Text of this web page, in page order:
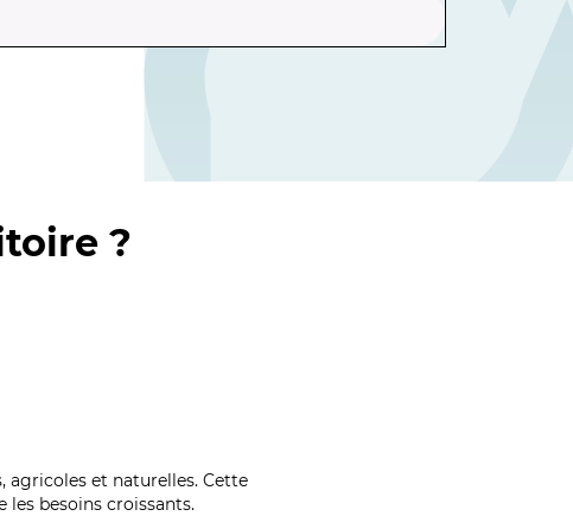
?
agricoles et naturelles. Cette
besoins croissants.